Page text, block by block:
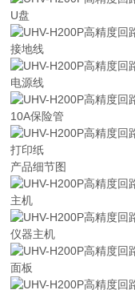
U盘
接地线
电源线
10A保险管
打印纸
产品细节图
主机
仪器主机
面板